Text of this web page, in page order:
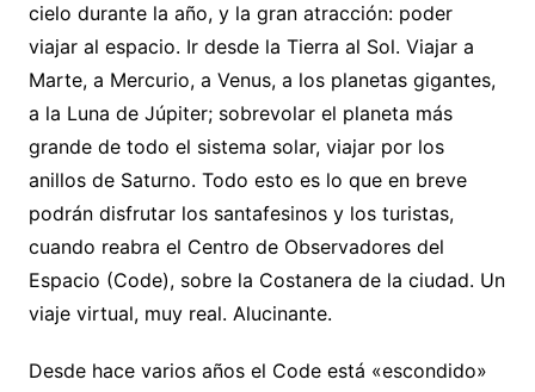
cielo durante la año, y la gran atracción: poder
viajar al espacio. Ir desde la Tierra al Sol. Viajar a
Marte, a Mercurio, a Venus, a los planetas gigantes,
a la Luna de Júpiter; sobrevolar el planeta más
grande de todo el sistema solar, viajar por los
anillos de Saturno. Todo esto es lo que en breve
podrán disfrutar los santafesinos y los turistas,
cuando reabra el Centro de Observadores del
Espacio (Code), sobre la Costanera de la ciudad. Un
viaje virtual, muy real. Alucinante.
Desde hace varios años el Code está «escondido»